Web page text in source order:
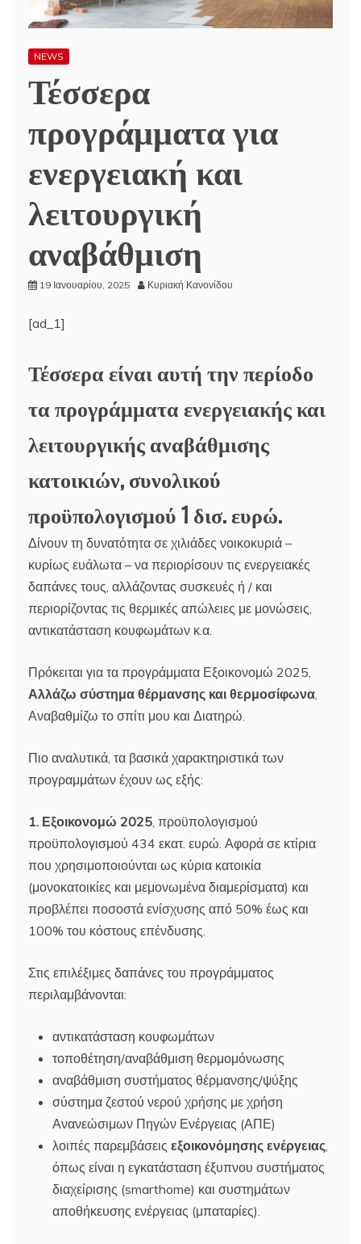
NEWS
Τέσσερα
προγράμματα για
ενεργειακή και
λειτουργική
αναβάθμιση
19 Ιανουαρίου, 2025 Κυριακή Κανονίδου
[ad_1]
Τέσσερα είναι αυτή την περίοδο
τα προγράμματα ενεργειακής και
λειτουργικής αναβάθμισης
κατοικιών, συνολικού
προϋπολογισμού 1 δισ. ευρώ.
Δίνουν τη δυνατότητα σε χιλιάδες νοικοκυριά –
κυρίως ευάλωτα – να περιορίσουν τις ενεργειακές
δαπάνες τους, αλλάζοντας συσκευές ή / και
περιορίζοντας τις θερμικές απώλειες με μονώσεις,
αντικατάσταση κουφωμάτων κ.α.
Πρόκειται για τα προγράμματα Εξοικονομώ 2025,
Αλλάζω σύστημα θέρμανσης και θερμοσίφωνα
Αναβαθμίζω το σπίτι μου και Διατηρώ.
Πιο αναλυτικά, τα βασικά χαρακτηριστικά των
προγραμμάτων έχουν ως εξής:
1. Εξοικονομώ 2025 , προϋπολογισμού
προϋπολογισμού 434 εκατ. ευρώ. Αφορά σε κτίρια
που χρησιμοποιούνται ως κύρια κατοικία
(μονοκατοικίες και μεμονωμένα διαμερίσματα) και
προβλέπει ποσοστά ενίσχυσης από 50% έως και
100% του κόστους επένδυσης.
Στις επιλέξιμες δαπάνες του προγράμματος
περιλαμβάνονται:
αντικατάσταση κουφωμάτων
τοποθέτηση/αναβάθμιση θερμομόνωσης
αναβάθμιση συστήματος θέρμανσης/ψύξης
σύστημα ζεστού νερού χρήσης με χρήση
Ανανεώσιμων Πηγών Ενέργειας (ΑΠΕ)
λοιπές παρεμβάσεις εξοικονόμησης ενέργειας
όπως είναι η εγκατάσταση έξυπνου συστήματος
διαχείρισης (smarthome) και συστημάτων
αποθήκευσης ενέργειας (μπαταρίες).